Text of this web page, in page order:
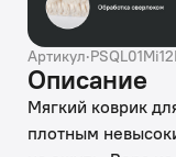
Артикул·
Описание
Мягкий коврик
плотным